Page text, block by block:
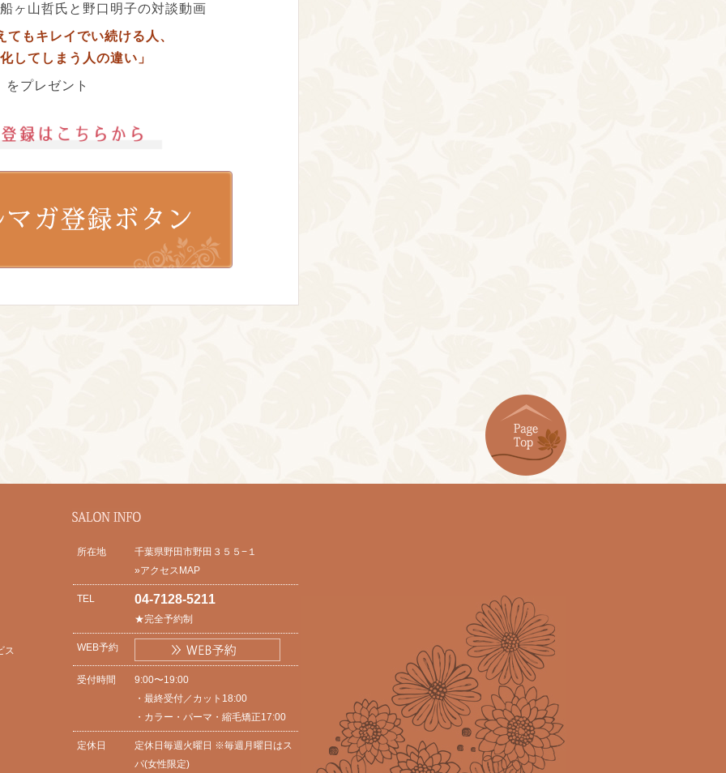
ヶ山哲氏と野口明子の対談動画
てもキレイでい続ける人、
してしまう人の違い」
をプレゼント
ス
所在地
千葉県野田市野田３５５−１
»アクセスMAP
TEL 04-7128-5211
★完全予約制
WEB予約
受付時間
9:00〜19:00
・最終受付／カット18:00
・カラー・パーマ・縮毛矯正17:00
定休日
定休日毎週火曜日 ※毎週月曜日はス
パ(女性限定)